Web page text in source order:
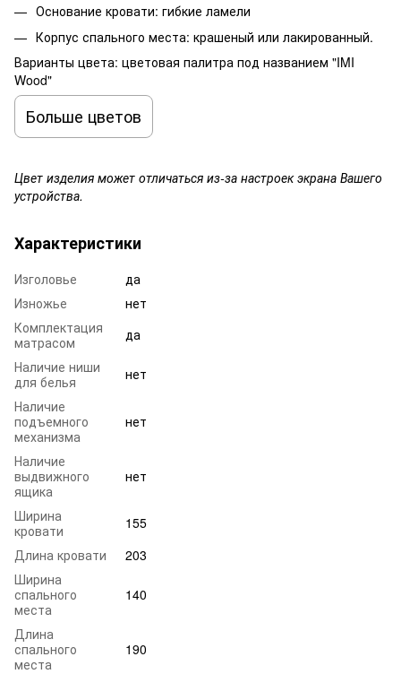
Основание кровати: гибкие ламели
Корпус спального места: крашеный или лакированный.
Варианты цвета: цветовая палитра под названием "IMI
Wood"
Больше цветов
Цвет изделия может отличаться из-за настроек экрана Вашего
устройства.
Характеристики
Изголовье
да
Изножье
нет
Комплектация
матрасом
да
Наличие ниши
для белья
нет
Наличие
подъемного
механизма
нет
Наличие
выдвижного
ящика
нет
Ширина
кровати
155
Длина кровати
203
Ширина
спального
места
140
Длина
спального
места
190